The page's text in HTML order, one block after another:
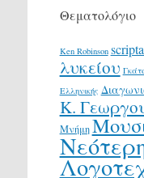
Θεματολόγιο
Ken Robinson
λυκείου
Ελληνικής
Κ.
Μνήμη